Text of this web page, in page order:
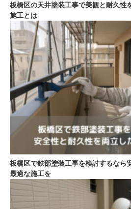
板橋区の天井塗装工事で美観と耐久性
施工とは
板橋区で鉄部塗装工事を検討するなら
最適な施工を